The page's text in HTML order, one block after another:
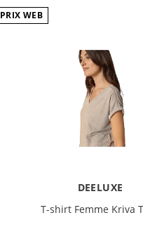
PRIX WEB
DEELUXE
T-shirt Femme Kriva